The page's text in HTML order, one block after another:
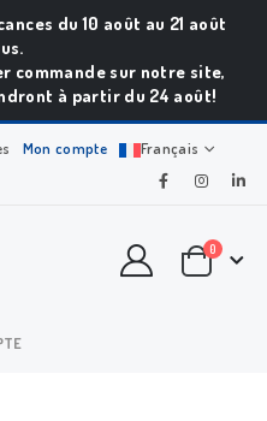
du 10 août au 21 août
commande sur notre site,
à partir du 24 août!
Mon compte Français
0